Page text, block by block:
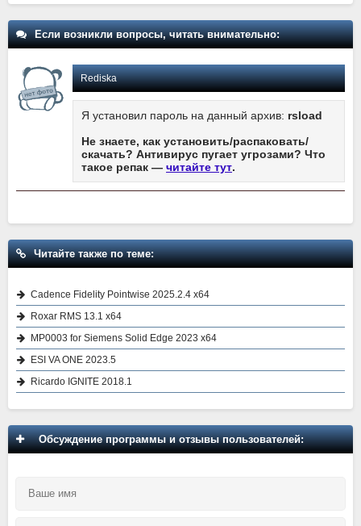
Если возникли вопросы, читать внимательно:
Rediska
Я установил пароль на данный архив: rsload
Не знаете, как установить/распаковать/
скачать? Антивирус пугает угрозами? Что
такое репак — читайте тут.
Читайте также по теме:
Cadence Fidelity Pointwise 2025.2.4 x64
Roxar RMS 13.1 x64
MP0003 for Siemens Solid Edge 2023 x64
ESI VA ONE 2023.5
Ricardo IGNITE 2018.1
Обсуждение программы и отзывы пользователей: